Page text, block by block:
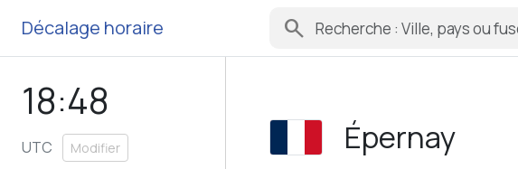
Décalage horaire search
18:48
UTC Modifier Épernay